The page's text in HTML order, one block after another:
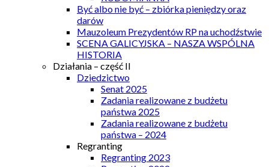
Być albo nie być – zbiórka pieniędzy oraz
darów
Mauzoleum Prezydentów RP na uchodźstwie
SCENA GALICYJSKA – NASZA WSPÓLNA
HISTORIA
Działania – część II
Dziedzictwo
Senat 2025
Zadania realizowane z budżetu
państwa 2025
Zadania realizowane z budżetu
państwa – 2024
Regranting
Regranting 2023